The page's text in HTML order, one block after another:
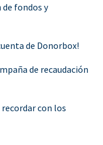
fondos y
de Donorbox!
de recaudación
con los